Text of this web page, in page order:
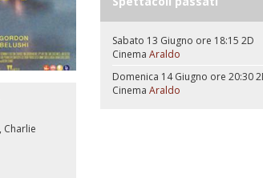
Charlie
Sabato 13 Giugno ore 18:15 2D
Cinema Araldo
Domenica 14 Giugno ore 20:30
Cinema Araldo